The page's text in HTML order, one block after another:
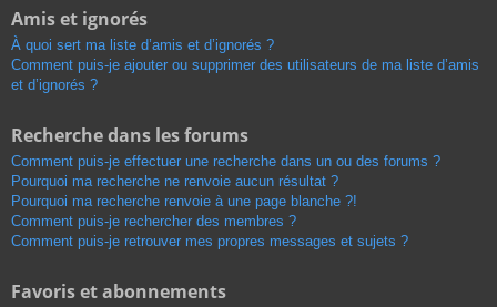
Amis et ignorés
À quoi sert ma liste d’amis et d’ignorés ?
Comment puis-je ajouter ou supprimer des utilisateurs de ma liste d’amis
et d’ignorés ?
Recherche dans les forums
Comment puis-je effectuer une recherche dans un ou des forums ?
Pourquoi ma recherche ne renvoie aucun résultat ?
Pourquoi ma recherche renvoie à une page blanche ?!
Comment puis-je rechercher des membres ?
Comment puis-je retrouver mes propres messages et sujets ?
Favoris et abonnements